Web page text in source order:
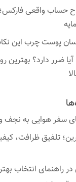
پوست چرب این
ضرر دارد؟
سفر هوایی به نجف و
تلفیق ظرافت،
درراهنمای انتخاب